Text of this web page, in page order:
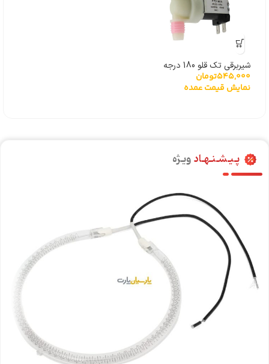
شیربرقی تک قلو 180 درجه
FPD180A
545,000تومان
نمایش قیمت عمده
پـیـشـنـهـادویـژه